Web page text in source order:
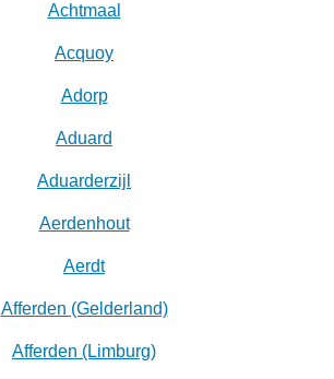
Achtmaal
Acquoy
Adorp
Aduard
Aduarderzijl
Aerdenhout
Aerdt
Afferden (Gelderland)
Afferden (Limburg)